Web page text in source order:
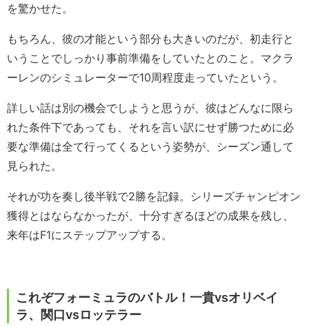
を驚かせた。
もちろん、彼の才能という部分も大きいのだが、初走行と
いうことでしっかり事前準備をしていたとのこと。マクラ
ーレンのシミュレーターで10周程度走っていたという。
詳しい話は別の機会でしようと思うが、彼はどんなに限ら
れた条件下であっても、それを言い訳にせず勝つために必
要な準備は全て行ってくるという姿勢が、シーズン通して
見られた。
それが功を奏し後半戦で2勝を記録。シリーズチャンピオン
獲得とはならなかったが、十分すぎるほどの成果を残し、
来年はF1にステップアップする。
これぞフォーミュラのバトル！一貴vsオリベイ
ラ、関口vsロッテラー